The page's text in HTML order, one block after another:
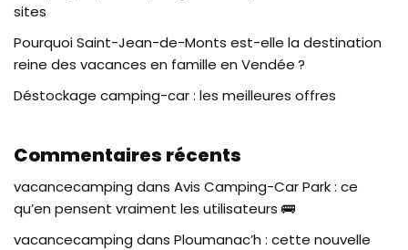
sites
Pourquoi Saint-Jean-de-Monts est-elle la destination
reine des vacances en famille en Vendée ?
Déstockage camping-car : les meilleures offres
Commentaires récents
vacancecamping dans Avis Camping-Car Park : ce
qu’en pensent vraiment les utilisateurs 🚌
vacancecamping dans Ploumanac’h : cette nouvelle